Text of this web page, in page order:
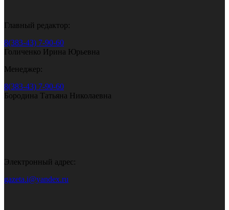
Главный редактор:
8(383-43) 7-90-60
Голиченко Ирина Юрьевна
Менеджер:
8(383-43) 7-90-60
Бородина Татьяна Николаевна
Электронный адрес:
gazeta.i@yandex.ru